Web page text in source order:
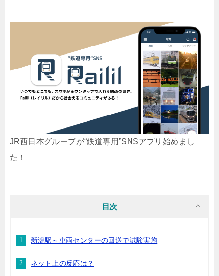
JR西日本グループが“鉄道専用”SNSアプリ始めまし
た！
目次
新潟駅～車両センターの回送で試験実施
ネット上の反応は？